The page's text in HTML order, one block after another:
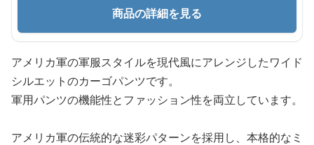
商品の詳細を見る
アメリカ軍の軍服スタイルを現代風にアレンジしたワイド
シルエットのカーゴパンツです。
軍用パンツの機能性とファッション性を両立しています。
アメリカ軍の伝統的な迷彩パターンを採用し、本格的なミ